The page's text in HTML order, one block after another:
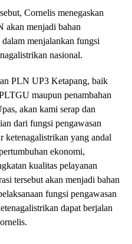
Cornelis menegaskan
akan menjadi bahan
menjalankan fungsi
nasional.
PLN UP3 Ketapang, baik
maupun penambahan
akan kami serap dan
dari fungsi pengawasan
yang andal
ekonomi,
kualitas pelayanan
tersebut akan menjadi bahan
fungsi pengawasan
dapat berjalan